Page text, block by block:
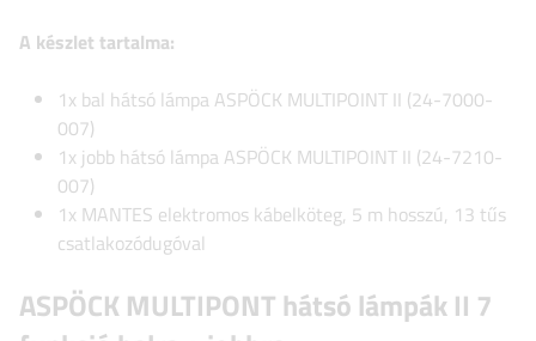
A készlet tartalma:
1x bal hátsó lámpa ASPÖCK MULTIPOINT II (24-7000-
007)
1x jobb hátsó lámpa ASPÖCK MULTIPOINT II (24-7210-
007)
1x MANTES elektromos kábelköteg, 5 m hosszú, 13 tűs
csatlakozódugóval
ASPÖCKMULTIPONT hátsó lámpákII 7